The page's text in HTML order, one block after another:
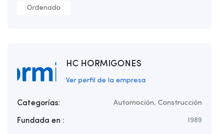
Ordenado
HC HORMIGONES
Ver perfil de la empresa
Categorías: Automoción, Construcción
Fundada en : 1989